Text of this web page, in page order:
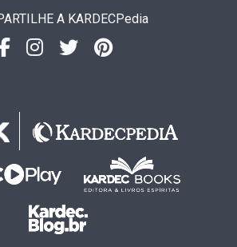
A KARDECPedia